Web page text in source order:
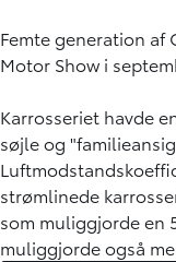
Femte generation af
Motor Show i
Karrosseriet havde
søjle og
strømlinede
som muliggjorde en
muliggjorde også